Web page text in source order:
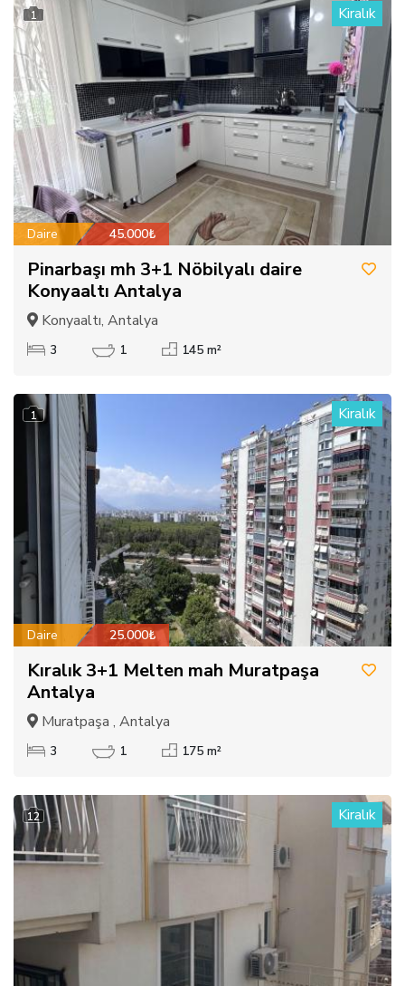
1 Kiralık
Daire 45.000₺
Pinarbaşı mh 3+1 Nöbilyalı daire
Konyaaltı Antalya
Konyaaltı, Antalya
3 1 145 m²
1 Kiralık
Daire 25.000₺
Kıralık 3+1 Melten mah Muratpaşa
Antalya
Muratpaşa , Antalya
3 1 175 m²
12 Kiralık